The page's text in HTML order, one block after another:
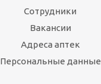
Сотрудники
Вакансии
Адреса аптек
Персональные данные